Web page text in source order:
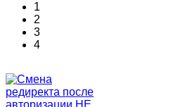
1
2
3
4